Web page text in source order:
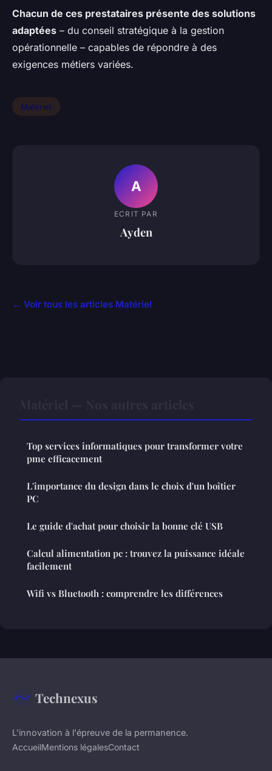
Chacun de ces prestataires présente des solutions
adaptées – du conseil stratégique à la gestion
opérationnelle – capables de répondre à des
exigences métiers variées.
Matériel
A
ECRIT PAR
Ayden
← Voir tous les articles Matériel
Top services informatiques pour transformer votre
pme efficacement
L'importance du design dans le choix d'un boîtier
PC
Le guide d'achat pour choisir la bonne clé USB
Calcul alimentation pc : trouvez la puissance idéale
facilement
Wifi vs Bluetooth : comprendre les différences
Technexus
L'innovation à l'épreuve de la permanence.
AccueilMentions légalesContact